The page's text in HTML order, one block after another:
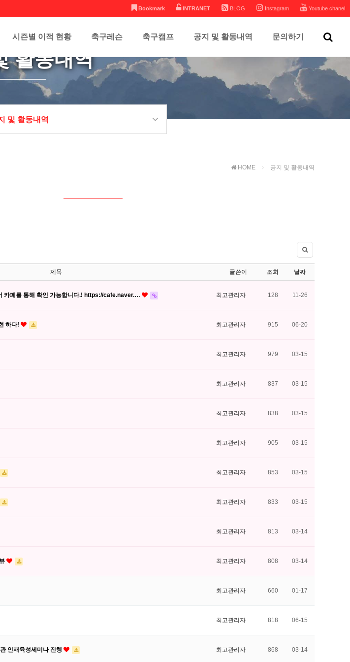
Bookmark INTRANET BLOG Instagram Youtube chanel
시즌별 이적 현황 축구레슨 축구캠프 공지 및 활동내역 문의하기
활동내역
및 활동내역
HOME 공지 및 활동내역
제목 글쓴이 조회 날짜
카페를 통해 확인 가능합니다.! https://cafe.naver.… 최고관리자 128 11-26
하다! 최고관리자 915 06-20
최고관리자 979 03-15
최고관리자 837 03-15
최고관리자 838 03-15
최고관리자 905 03-15
최고관리자 853 03-15
최고관리자 833 03-15
최고관리자 813 03-14
최고관리자 808 03-14
최고관리자 660 01-17
최고관리자 818 06-15
인재육성세미나 진행 최고관리자 868 03-14